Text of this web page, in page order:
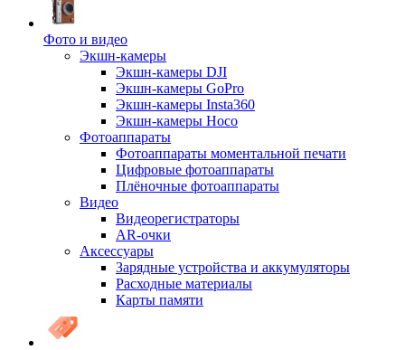
Фото и видео
Экшн-камеры
Экшн-камеры DJI
Экшн-камеры GoPro
Экшн-камеры Insta360
Экшн-камеры Hoco
Фотоаппараты
Фотоаппараты моментальной печати
Цифровые фотоаппараты
Плёночные фотоаппараты
Видео
Видеорегистраторы
AR-очки
Аксессуары
Зарядные устройства и аккумуляторы
Расходные материалы
Карты памяти